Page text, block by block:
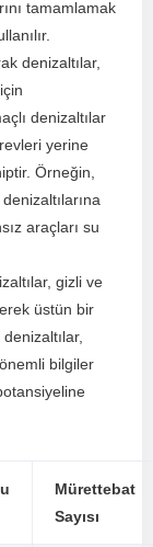
tamamlamak
denizaltılar,
denizaltılar
yerine
Örneğin,
araçları su
gizli ve⁤
üstün bir
bilgiler
Mürettebat⁣
Sayısı